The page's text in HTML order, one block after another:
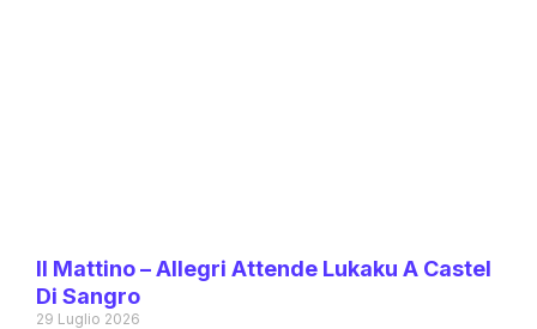
Il Mattino – Allegri Attende Lukaku A Castel
Di Sangro
29 Luglio 2026